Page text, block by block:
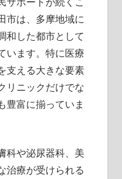
市は、多摩地域に
和した都市として
います。特に医療
支える大きな要素
リニックだけでな
豊富に揃っていま
科や泌尿器科、美
治療が受けられる